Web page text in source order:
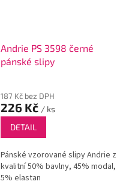
Andrie PS 3598 černé
pánské slipy
187 Kč bez DPH
226 Kč / ks
DETAIL
Pánské vzorované slipy Andrie z
kvalitní 50% bavlny, 45% modal,
5% elastan